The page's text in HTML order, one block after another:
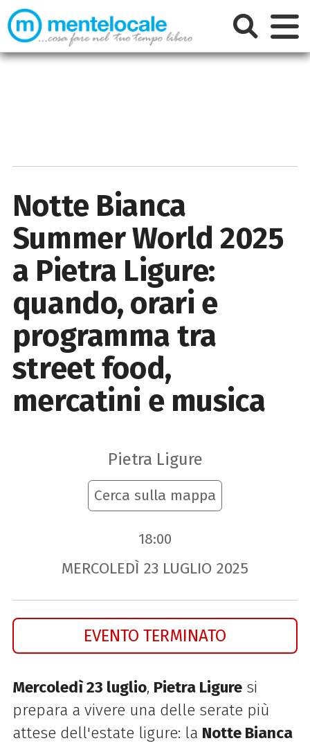
Notte Bianca
Summer World 2025
a Pietra Ligure:
quando, orari e
programma tra
street food,
mercatini e musica
Pietra Ligure
Cerca sulla mappa
18:00
MERCOLEDÌ 23 LUGLIO 2025
EVENTO TERMINATO
Mercoledì 23 luglio, Pietra Liguresi
prepara a vivere una delle serate più
attese dell'estate ligure: la Notte Bianca